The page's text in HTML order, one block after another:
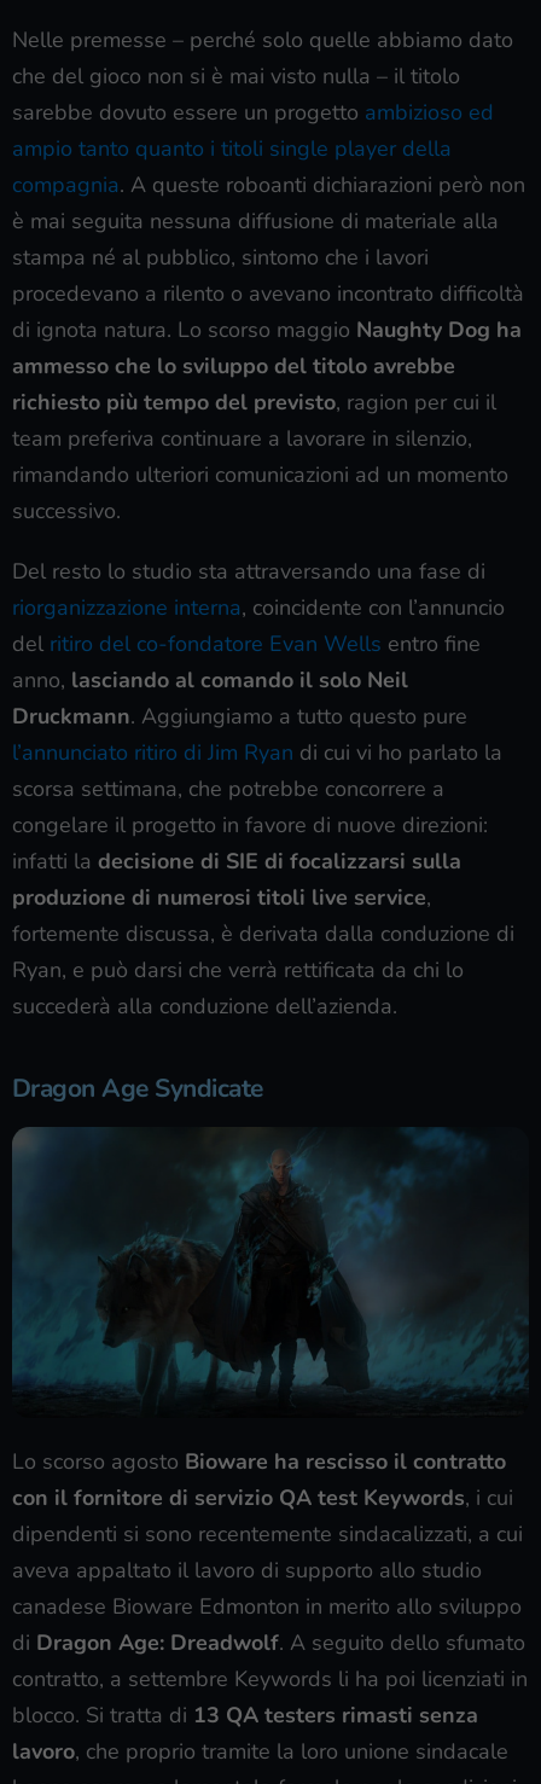
Nelle premesse – perché solo quelle abbiamo dato
che del gioco non si è mai visto nulla – il titolo
sarebbe dovuto essere un progetto ambizioso ed
ampio tanto quanto i titoli single player della
compagnia. A queste roboanti dichiarazioni però non
è mai seguita nessuna diffusione di materiale alla
stampa né al pubblico, sintomo che i lavori
procedevano a rilento o avevano incontrato difficoltà
di ignota natura. Lo scorso maggio Naughty Dog ha
ammesso che lo sviluppo del titolo avrebbe
richiesto più tempo del previsto, ragion per cui il
team preferiva continuare a lavorare in silenzio,
rimandando ulteriori comunicazioni ad un momento
successivo.
Del resto lo studio sta attraversando una fase di
riorganizzazione interna, coincidente con l’annuncio
del ritiro del co-fondatore Evan Wells entro fine
anno, lasciando al comando il solo Neil
Druckmann. Aggiungiamo a tutto questo pure
l’annunciato ritiro di Jim Ryan di cui vi ho parlato la
scorsa settimana, che potrebbe concorrere a
congelare il progetto in favore di nuove direzioni:
infatti la decisione di SIE di focalizzarsi sulla
produzione di numerosi titoli live service,
fortemente discussa, è derivata dalla conduzione di
Ryan, e può darsi che verrà rettificata da chi lo
succederà alla conduzione dell’azienda.
Dragon Age Syndicate
Lo scorso agosto Bioware ha rescisso il contratto
con il fornitore di servizio QA test Keywords, i cui
dipendenti si sono recentemente sindacalizzati, a cui
aveva appaltato il lavoro di supporto allo studio
canadese Bioware Edmonton in merito allo sviluppo
di Dragon Age: Dreadwolf. A seguito dello sfumato
contratto, a settembre Keywords li ha poi licenziati in
blocco. Si tratta di 13 QA testers rimasti senza
lavoro, che proprio tramite la loro unione sindacale